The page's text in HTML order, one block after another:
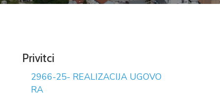
Privitci
2966-25- REALIZACIJA UGOVO
RA